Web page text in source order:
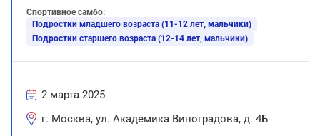
Спортивное самбо:
Подростки младшего возраста (11-12 лет, мальчики)
Подростки старшего возраста (12-14 лет, мальчики)
2 марта 2025
г. Москва, ул. Академика Виноградова, д. 4Б